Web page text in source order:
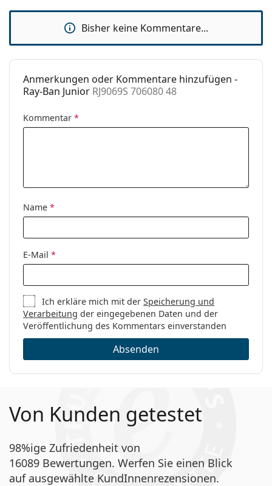
Bisher keine Kommentare...
Anmerkungen oder Kommentare hinzufügen -
Ray-Ban Junior RJ9069S 706080 48
Kommentar *
Name *
E-Mail *
Ich erkläre mich mit derSpeicherung und
Verarbeitung der eingegebenen Daten und der
Veröffentlichung des Kommentars einverstanden
Absenden
Von Kunden getestet
98%ige Zufriedenheit von
16089 Bewertungen. Werfen Sie einen Blick
auf ausgewählte KundInnenrezensionen.